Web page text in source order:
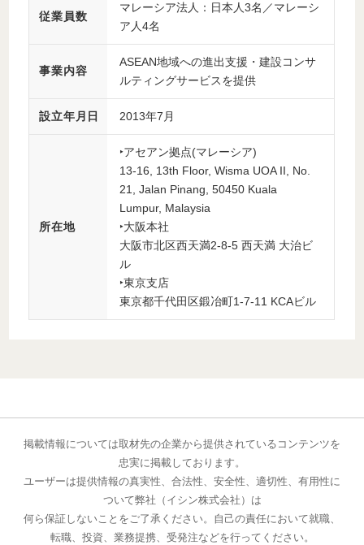
従業員数
マレーシア法人：日本人3名／マレーシ
ア人4名
事業内容
ASEAN地域への進出支援・建設コンサ
ルティングサービスを提供
設立年月日 2013年7月
所在地
‣アセアン拠点(マレーシア)
13-16, 13th Floor, Wisma UOA II, No.
21, Jalan Pinang, 50450 Kuala
Lumpur, Malaysia
‣大阪本社
大阪市北区西天満2-8-5 西天満 大治ビ
ル
‣東京支店
東京都千代田区鍛冶町1-7-11 KCAビル
掲載情報については取材先の企業から提供されているコンテンツを
忠実に掲載しております。
ユーザーは提供情報の真実性、合法性、安全性、適切性、有用性に
ついて弊社（イシン株式会社）は
何ら保証しないことをご了承ください。自己の責任において就職、
転職、投資、業務提携、受発注などを行ってください。